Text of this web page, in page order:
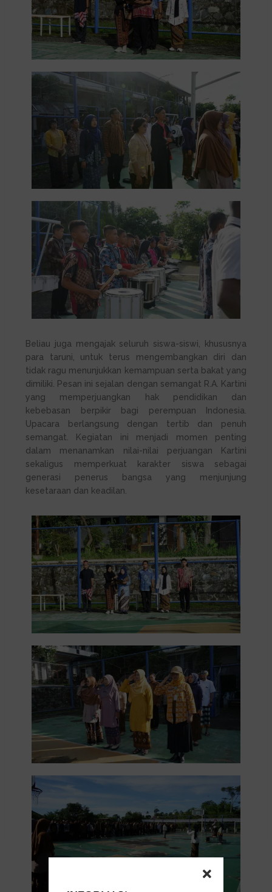
Beliau juga mengajak seluruh siswa-siswi, khususnya
para taruni, untuk terus mengembangkan diri dan
tidak ragu menunjukkan kemampuan serta bakat yang
dimiliki. Pesan ini sejalan dengan semangat R.A. Kartini
yang memperjuangkan hak pendidikan dan
kebebasan berpikir bagi perempuan Indonesia.
Upacara berlangsung dengan tertib dan penuh
semangat. Kegiatan ini menjadi momen penting
dalam menanamkan nilai-nilai perjuangan Kartini
sekaligus memperkuat karakter siswa sebagai
generasi penerus bangsa yang menjunjung
kesetaraan dan keadilan.